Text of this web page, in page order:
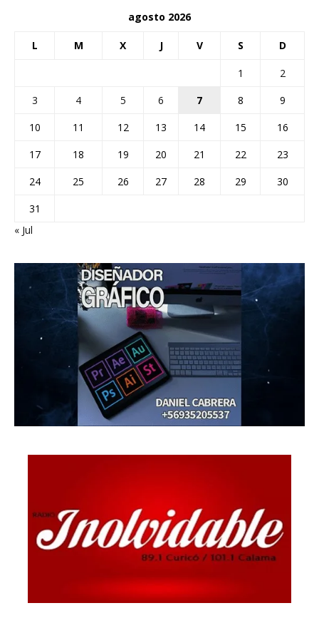
agosto 2026
L M X J V S D
1
2
3
4 5 6 7 8
9
10
11 12 13 14 15
16
17
18 19 20 21 22
23
24
25 26 27 28 29
30
31
« Jul